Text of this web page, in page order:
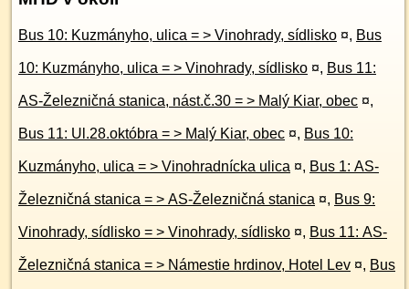
Bus 10: Kuzmányho, ulica = > Vinohrady, sídlisko ¤, Bus
10: Kuzmányho, ulica = > Vinohrady, sídlisko ¤, Bus 11:
AS-Železničná stanica, nást.č.30 = > Malý Kiar, obec ¤,
Bus 11: Ul.28.októbra = > Malý Kiar, obec ¤, Bus 10:
Kuzmányho, ulica = > Vinohradnícka ulica ¤, Bus 1: AS-
Železničná stanica = > AS-Železničná stanica ¤, Bus 9:
Vinohrady, sídlisko = > Vinohrady, sídlisko ¤, Bus 11: AS-
Železničná stanica = > Námestie hrdinov, Hotel Lev ¤, Bus